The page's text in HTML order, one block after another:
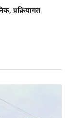
प्रक्रियागत